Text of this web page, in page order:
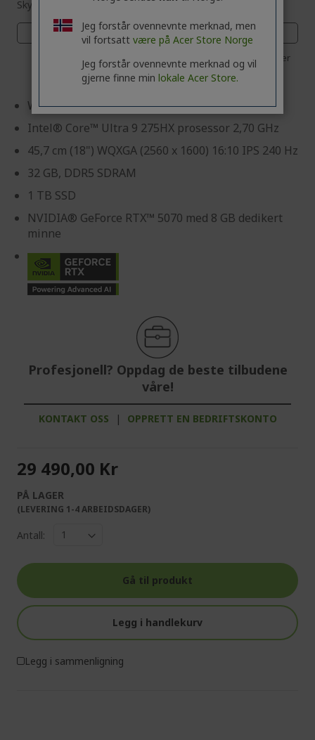
Skynd deg! Koden MYSTERY utløper om:
14
Timer
03
Minutter Sekunder
Windows 11 Home
Intel® Core™ Ultra 9 275HX prosessor 2,70 GHz
45,7 cm (18") WQXGA (2560 x 1600) 16:10 IPS 240 Hz
32 GB, DDR5 SDRAM
1 TB SSD
NVIDIA® GeForce RTX™ 5070 med 8 GB dedikert
minne
Profesjonell? Oppdag de beste tilbudene
våre!
KONTAKT OSS | OPPRETT EN BEDRIFTSKONTO
29 490,00 Kr
PÅ LAGER
(LEVERING 1-4 ARBEIDSDAGER)
Antall:
Gå til produkt
Legg i handlekurv
Legg i sammenligning
Jeg forstår ovennevnte merknad, men
vil fortsatt være på Acer Store Norge
Jeg forstår ovennevnte merknad og vil
gjerne finne min lokale Acer Store.